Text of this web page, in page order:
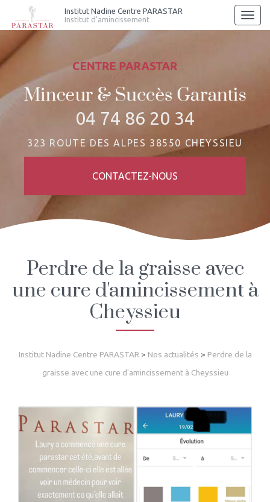
au
contenu
principal
Institut Nadine Centre PARASTAR
Institut d'amincissement
04 74 86 20 34
323 ROUTE DES ALPES 38550 CHEYSSIEU
CONTACTEZ-NOUS
Perdre de la graisse avec
une cure d'amincissement à
Cheyssieu
Institut Nadine Centre PARASTAR> Nos actualités > Perdre de la
graisse avec une cure d'amincissement à Cheyssieu